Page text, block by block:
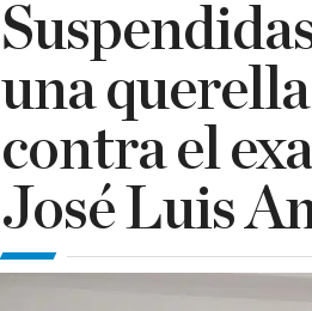
una
contra el
José Luis